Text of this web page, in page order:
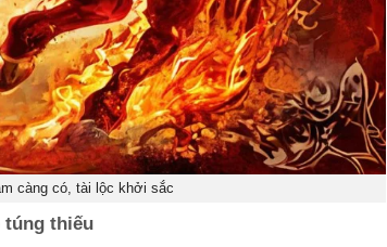
càng có, tài lộc khởi sắc
túng thiếu